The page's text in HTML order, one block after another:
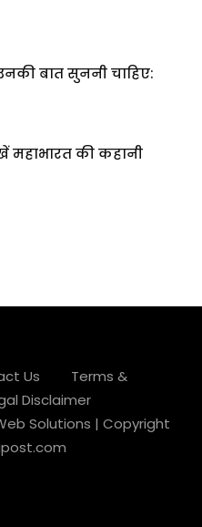
बात सुननी चाहिए:
की कहानी
Us
Terms &
Disclaimer
Solutions | Copyright